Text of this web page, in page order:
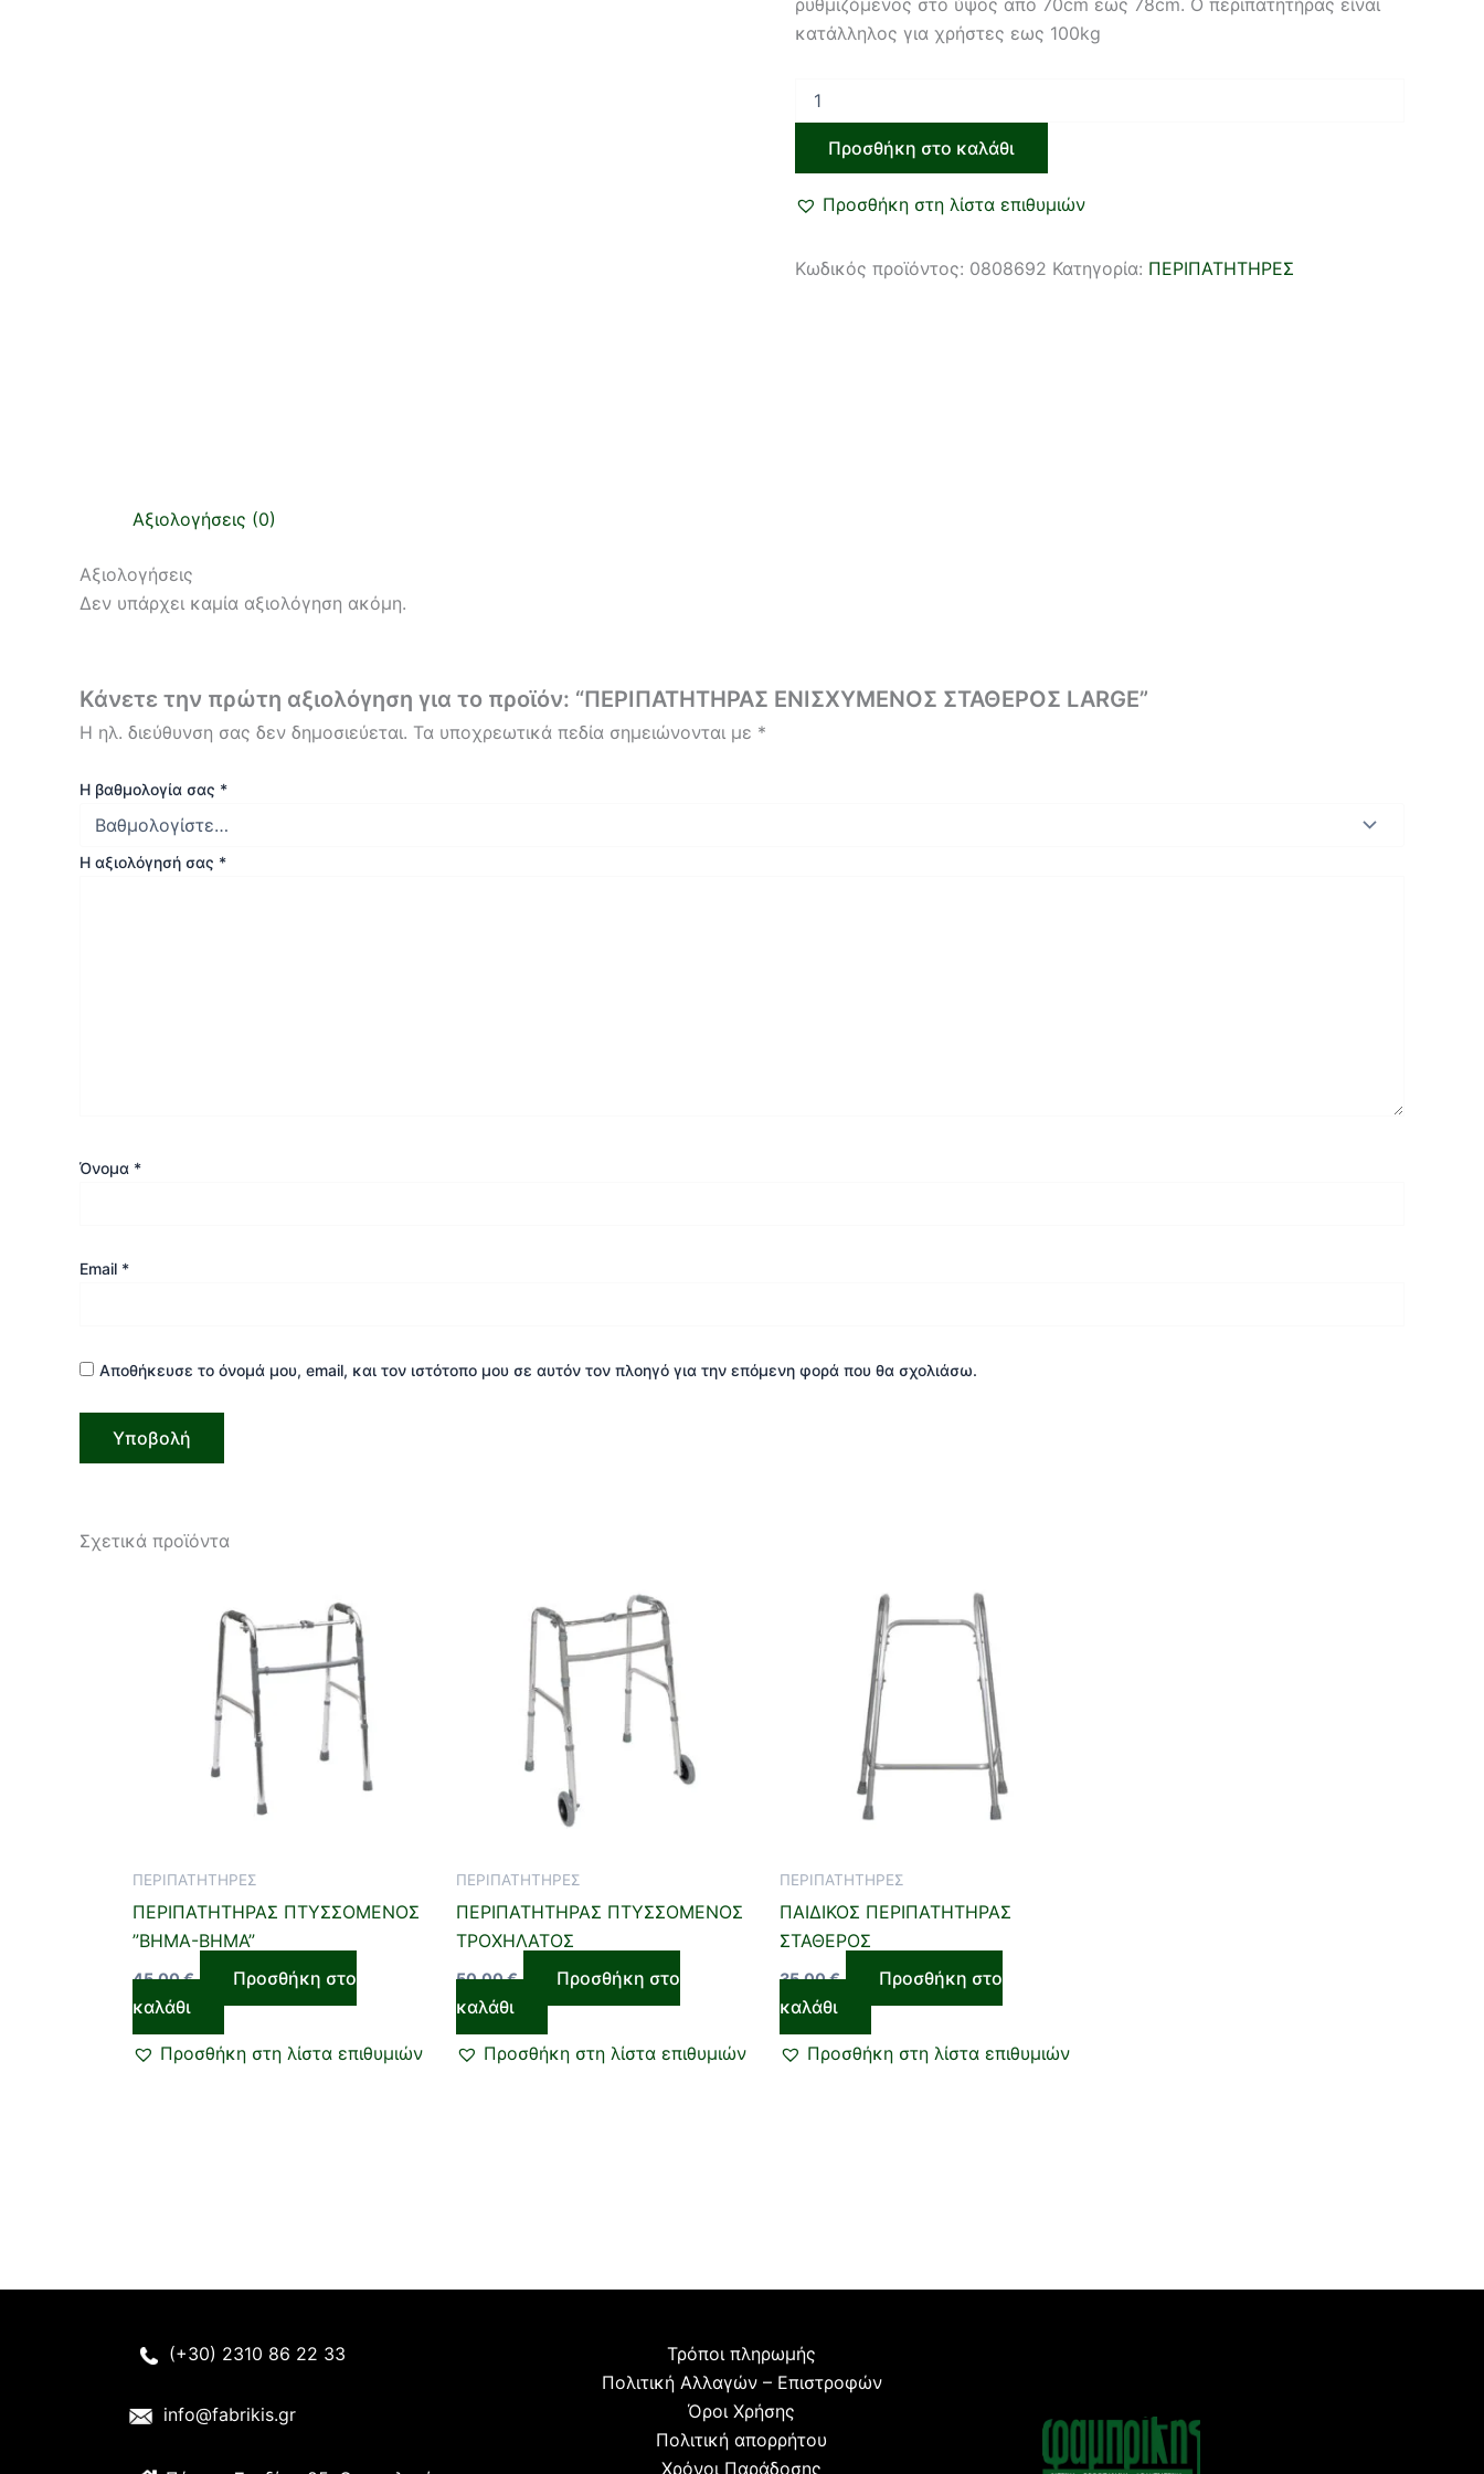
ρυθμιζόμενος στο ύψος απο 70cm εως 78cm. Ο περιπατητήρας είναι
κατάλληλος για χρήστες εως 100kg
Προσθήκη στο καλάθι
Προσθήκη στη λίστα επιθυμιών
Κωδικός προϊόντος: 0808692 Κατηγορία: ΠΕΡΙΠΑΤΗΤΗΡΕΣ
Αξιολογήσεις (0)
Αξιολογήσεις
Δεν υπάρχει καμία αξιολόγηση ακόμη.
Κάνετε την πρώτη αξιολόγηση για το προϊόν: “ΠΕΡΙΠΑΤΗΤΗΡΑΣ ΕΝΙΣΧΥΜΕΝΟΣ ΣΤΑΘΕΡΟΣ LARGE”
Η ηλ. διεύθυνση σας δεν δημοσιεύεται. Τα υποχρεωτικά πεδία σημειώνονται με *
Η βαθμολογία σας *
Η αξιολόγησή σας *
Όνομα *
Email *
Αποθήκευσε το όνομά μου, email, και τον ιστότοπο μου σε αυτόν τον πλοηγό για την επόμενη φορά που θα σχολιάσω.
Σχετικά προϊόντα
ΠΕΡΙΠΑΤΗΤΗΡΕΣ
ΠΕΡΙΠΑΤΗΤΗΡΑΣ ΠΤΥΣΣΟΜΕΝΟΣ
”ΒΗΜΑ-ΒΗΜΑ”
45,00€
Προσθήκη στο
καλάθι
Προσθήκη στη λίστα επιθυμιών
ΠΕΡΙΠΑΤΗΤΗΡΕΣ
ΠΕΡΙΠΑΤΗΤΗΡΑΣ ΠΤΥΣΣΟΜΕΝΟΣ
ΤΡΟΧΗΛΑΤΟΣ
50,00€
Προσθήκη στο
καλάθι
Προσθήκη στη λίστα επιθυμιών
ΠΕΡΙΠΑΤΗΤΗΡΕΣ
ΠΑΙΔΙΚΟΣ ΠΕΡΙΠΑΤΗΤΗΡΑΣ
ΣΤΑΘΕΡΟΣ
35,00€
Προσθήκη στο
καλάθι
Προσθήκη στη λίστα επιθυμιών
(+30) 2310 86 22 33
info@fabrikis.gr
Τρόποι πληρωμής
Πολιτική Αλλαγών – Επιστροφών
Όροι Χρήσης
Πολιτική απορρήτου
Χρόνοι Παράδοσης